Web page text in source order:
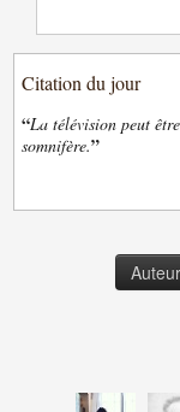
Citation du jour
“La télévision peut
somnifère.”